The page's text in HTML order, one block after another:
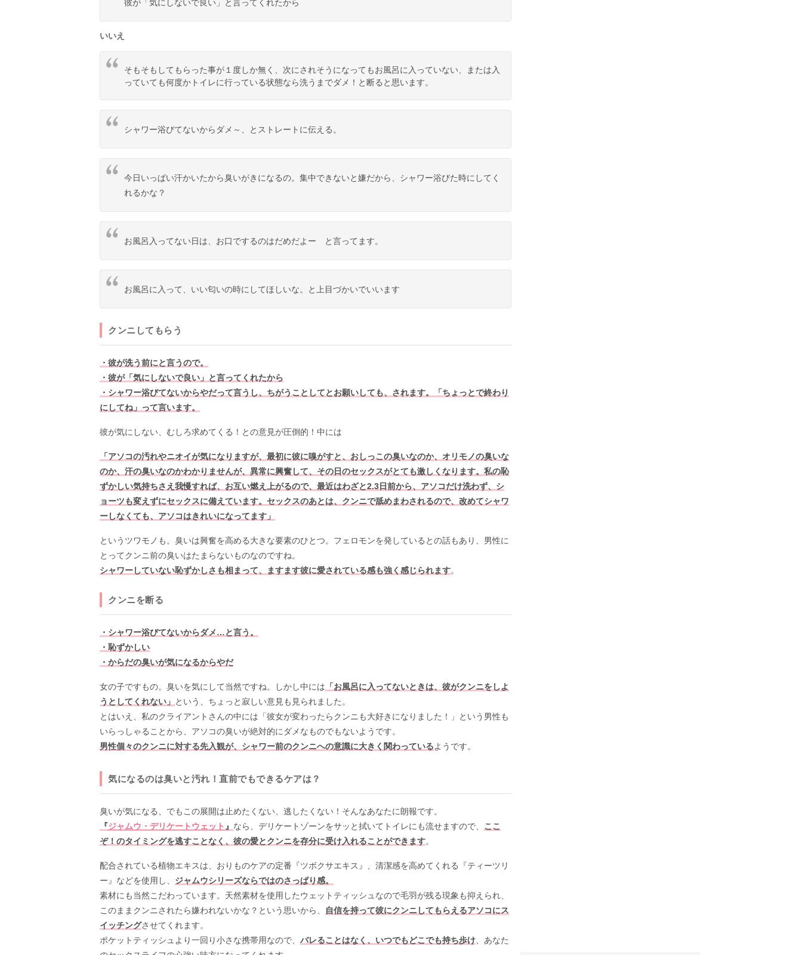
彼が「気にしないで良い」と言ってくれたから
いいえ
そもそもしてもらった事が１度しか無く、次にされそうになってもお風呂に入っていない、または入
っていても何度かトイレに行っている状態なら洗うまでダメ！と断ると思います。
シャワー浴びてないからダメ～、とストレートに伝える。
今日いっぱい汗かいたから臭いがきになるの。集中できないと嫌だから、シャワー浴びた時にしてく
れるかな？
お風呂入ってない日は、お口でするのはだめだよー と言ってます。
お風呂に入って、いい匂いの時にしてほしいな。と上目づかいでいいます
クンニしてもらう
・彼が洗う前にと言うので。
・彼が「気にしないで良い」と言ってくれたから
・シャワー浴びてないからやだって言うし、ちがうことしてとお願いしても、されます。「ちょっとで終わり
にしてね」って言います。
彼が気にしない、むしろ求めてくる！との意見が圧倒的！中には
「アソコの汚れやニオイが気になりますが、最初に彼に嗅がすと、おしっこの臭いなのか、オリモノの臭いな
のか、汗の臭いなのかわかりませんが、異常に興奮して、その日のセックスがとても激しくなります。私の恥
ずかしい気持ちさえ我慢すれば、お互い燃え上がるので、最近はわざと2.3日前から、アソコだけ洗わず、シ
ョーツも変えずにセックスに備えています。セックスのあとは、クンニで舐めまわされるので、改めてシャワ
ーしなくても、アソコはきれいになってます」
というツワモノも。臭いは興奮を高める大きな要素のひとつ。フェロモンを発しているとの話もあり、男性に
とってクンニ前の臭いはたまらないものなのですね。
シャワーしていない恥ずかしさも相まって、ますます彼に愛されている感も強く感じられます。
クンニを断る
・シャワー浴びてないからダメ…と言う。
・恥ずかしい
・からだの臭いが気になるからやだ
女の子ですもの。臭いを気にして当然ですね。しかし中には 「お風呂に入ってないときは、彼がクンニをしよ
うとしてくれない」 という、ちょっと寂しい意見も見られました。
とはいえ、私のクライアントさんの中には「彼女が変わったらクンニも大好きになりました！」という男性も
いらっしゃることから、アソコの臭いが絶対的にダメなものでもないようです。
男性個々のクンニに対する先入観が、シャワー前のクンニへの意識に大きく関わっているようです。
気になるのは臭いと汚れ！直前でもできるケアは？
臭いが気になる、でもこの展開は止めたくない、逃したくない！そんなあなたに朗報です。
『ジャムウ・デリケートウェット 』 なら、デリケートゾーンをサッと拭いてトイレにも流せますので、 ここ
ぞ！のタイミングを逃すことなく、彼の愛とクンニを存分に受け入れることができます。
配合されている植物エキスは、おりものケアの定番『ツボクサエキス』、清潔感を高めてくれる『ティーツリ
ー』などを使用し、 ジャムウシリーズならではのさっぱり感。
素材にも当然こだわっています。天然素材を使用したウェットティッシュなので毛羽が残る現象も抑えられ、
このままクンニされたら嫌われないかな？という思いから、
自信を持って彼にクンニしてもらえるアソコにス
イッチングさせてくれます。
ポケットティッシュより一回り小さな携帯用なので、 バレることはなく、いつでもどこでも持ち歩け 、あなた